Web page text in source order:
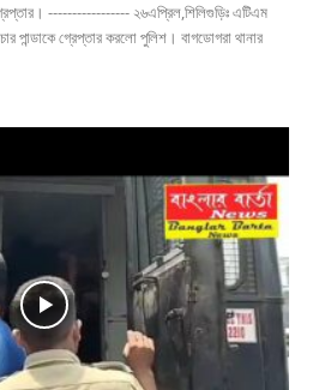
----------------- ২৬এপ্রিল,শিলিগুড়িঃ এটিএম
পান্ডাকে গ্রেপ্তার করলো পুলিশ। বাগডোগরা থানার